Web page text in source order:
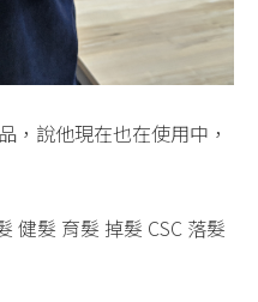
，說他現在也在使用中，